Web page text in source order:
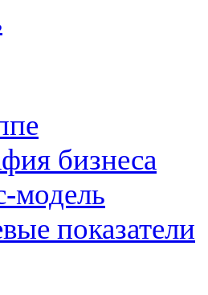
бизнеса
модель
показатели